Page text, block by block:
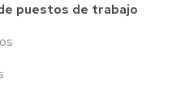
puestos de trabajo